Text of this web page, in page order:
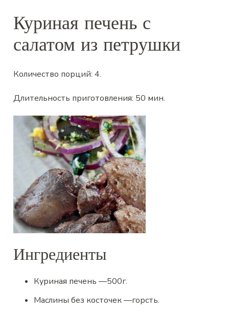
Куриная печень с
салатом из петрушки
Количество порций:4.
Длительность приготовления: 50 мин.
Ингредиенты
Куриная печень —500г.
Маслины без косточек—горсть.